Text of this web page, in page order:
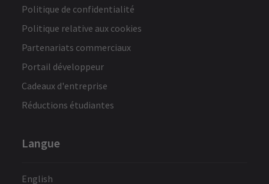
Politique de confidentialité
Politique relative aux cookies
Partenariats commerciaux
Portail développeur
Cadeaux d'entreprise
Réductions étudiantes
Langue
English